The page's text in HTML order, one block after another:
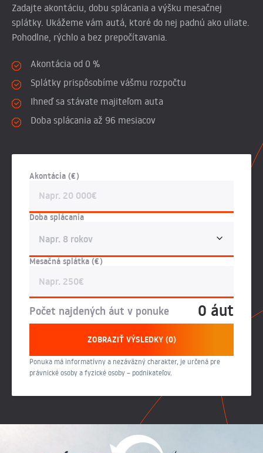
Zadajte akontáciu, dobu splácania a výšku mesačnej
splátky. Ukážeme vám autá, ktoré do nej padnú ako uliate.
Pohodlne, rýchlo a bez prepočítavania.
Akontácia od 0 %
Splátky prispôsobíme vášmu rozpočtu
Ihneď sa stávate majiteľom auta
Doba splácania až 96 mesiacov
Akontácia (€)
Doba splácania
Mesačná splátka (€)
Počet najdených áut v ponuke 0 áut
ZOBRAZIŤ VÝSLEDKY (0)
Ponuka má informatívny a nezáväzný charakter, je určená pre
právnické osoby a fyzické osoby – podnikateľov.